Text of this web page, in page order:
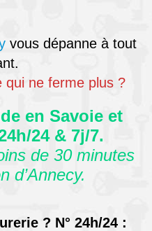
vous dépanne à tout
qui ne ferme plus ?
en Savoie et
24 & 7j/7.
de 30 minutes
d’Annecy.
? N° 24h/24 :